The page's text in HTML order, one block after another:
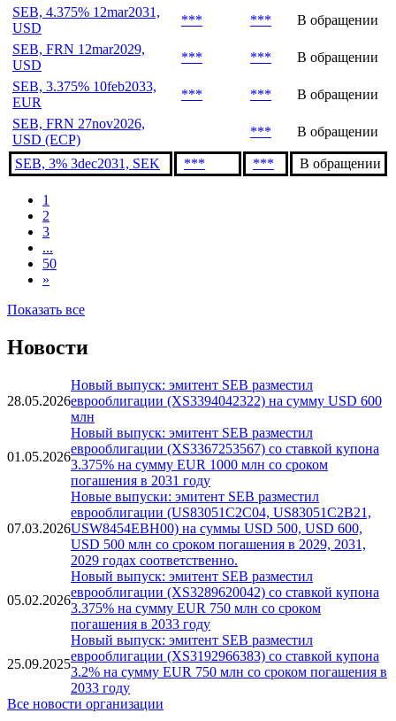
SEB, 4.375% 12mar2031,
USD
*** ***
В обращении
SEB, FRN 12mar2029,
USD
*** ***
В обращении
SEB, 3.375% 10feb2033,
EUR
*** ***
В обращении
SEB, FRN 27nov2026,
USD (ECP)
*** В обращении
SEB, 3% 3dec2031, SEK *** *** В обращении
1
2
3
...
50
»
Показать все
Новости
28.05.2026
Новый выпуск: эмитент SEB разместил
еврооблигации (XS3394042322) на сумму USD 600
млн
01.05.2026
Новый выпуск: эмитент SEB разместил
еврооблигации (XS3367253567) со ставкой купона
3.375% на сумму EUR 1000 млн со сроком
погашения в 2031 году
07.03.2026
Новые выпуски: эмитент SEB разместил
еврооблигации (US83051C2C04, US83051C2B21,
USW8454EBH00) на суммы USD 500, USD 600,
USD 500 млн со сроком погашения в 2029, 2031,
2029 годах соответственно.
05.02.2026
Новый выпуск: эмитент SEB разместил
еврооблигации (XS3289620042) со ставкой купона
3.375% на сумму EUR 750 млн со сроком
погашения в 2033 году
25.09.2025
Новый выпуск: эмитент SEB разместил
еврооблигации (XS3192966383) со ставкой купона
3.2% на сумму EUR 750 млн со сроком погашения в
2033 году
Все новости организации